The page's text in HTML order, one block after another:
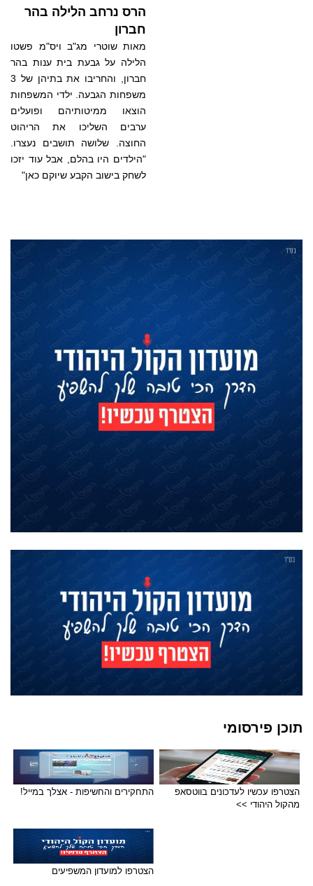
הרס נרחב הלילה בהר
חברון
מאות שוטרי מג"ב ויס"מ פשטו
הלילה על גבעת בית ענות בהר
חברון, והחריבו את בתיהן של 3
משפחות הגבעה. ילדי המשפחות
הוצאו ממיטותיהם ופועלים
ערבים השליכו את הריהוט
החוצה. שלושה תושבים נעצרו.
"הילדים היו בהלם, אבל עוד יזכו
לשחק בישוב הקבע שיוקם כאן"
תוכן פירסומי
הצטרפו עכשיו לעדכונים בווטסאפ
מהקול היהודי >>
התחקירים והחשיפות - אצלך במייל!
הצטרפו למועדון המשפיעים